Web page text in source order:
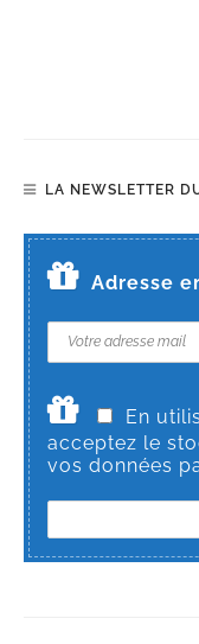
LA NEWSLETTER
Adresse
En
acceptez le
vos données